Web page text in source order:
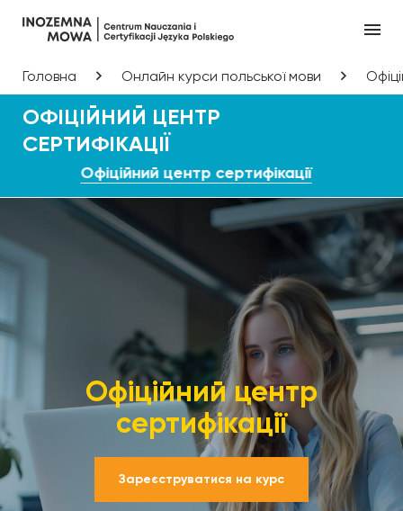
Головна Онлайн курси польської мови
ОФІЦІЙНИЙ ЦЕНТР
СЕРТИФІКАЦІЇ
Офіційний центр сертифікації
Офіційний центр
сертифікації
Зареєструватися на курс